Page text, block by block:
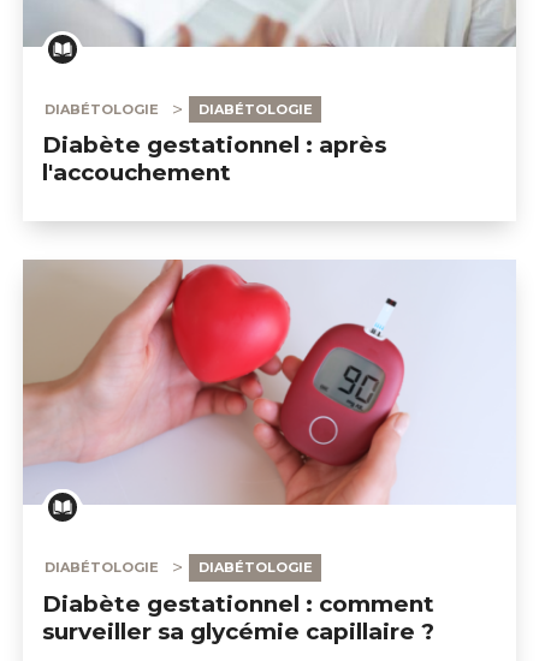
DIABÉTOLOGIE DIABÉTOLOGIE
Diabète gestationnel : après
l'accouchement
DIABÉTOLOGIE DIABÉTOLOGIE
Diabète gestationnel : comment
surveiller sa glycémie capillaire ?